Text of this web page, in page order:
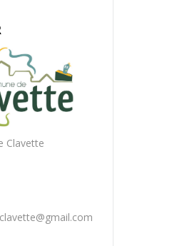
Clavette